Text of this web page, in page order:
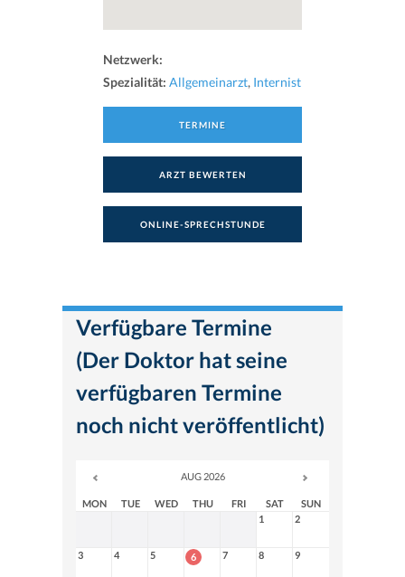
Netzwerk:
Spezialität: Allgemeinarzt, Internist
TERMINE
ARZT BEWERTEN
ONLINE-SPRECHSTUNDE
Verfügbare Termine
(Der Doktor hat seine
verfügbaren Termine
noch nicht veröffentlicht)
AUG 2026
MON TUE WED THU FRI SAT
SUN
1
2
3 4 5 6 7 8 9